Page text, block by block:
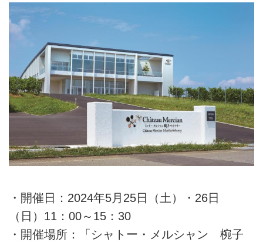
・開催日：2024年5月25日（土）・26日
（日）11：00～15：30
・開催場所：「シャトー・メルシャン 椀子